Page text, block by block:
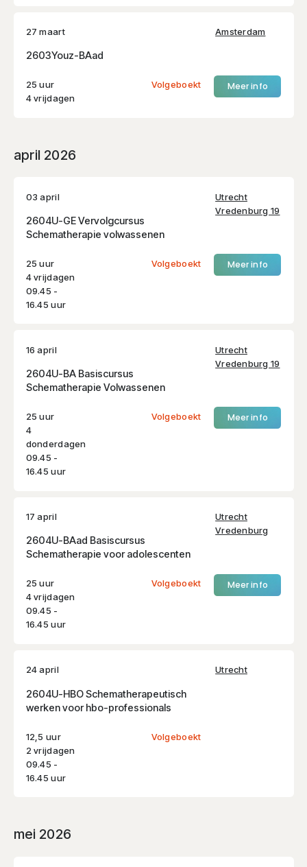
27 maart Amsterdam
2603Youz-BAad
25 uur
4 vrijdagen
Meer info
Volgeboekt
april 2026
03 april
Utrecht
Vredenburg 19
2604U-GE Vervolgcursus
Schematherapie volwassenen
25 uur
4 vrijdagen
09.45 -
16.45 uur
Meer info
Volgeboekt
16 april
Utrecht
Vredenburg 19
2604U-BA Basiscursus
Schematherapie Volwassenen
25 uur
4
donderdagen
09.45 -
16.45 uur
Meer info
Volgeboekt
17 april
Utrecht
Vredenburg
2604U-BAad Basiscursus
Schematherapie voor adolescenten
25 uur
4 vrijdagen
09.45 -
16.45 uur
Meer info
Volgeboekt
24 april Utrecht
2604U-HBO Schematherapeutisch
werken voor hbo-professionals
12,5 uur
2 vrijdagen
09.45 -
16.45 uur
Volgeboekt
mei 2026